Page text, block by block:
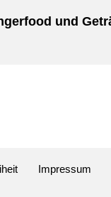
und
Impressum